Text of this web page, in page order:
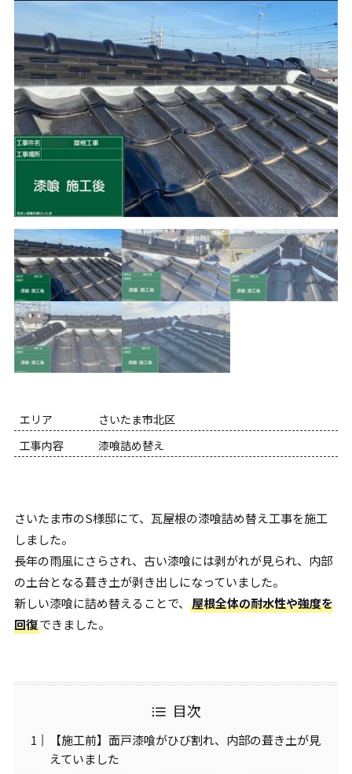
エリア
さいたま市北区
工事内容
漆喰詰め替え
さいたま市のS様邸にて、瓦屋根の漆喰詰め替え工事を施工
しました。
長年の雨風にさらされ、古い漆喰には剥がれが見られ、内部
の土台となる葺き土が剥き出しになっていました。
新しい漆喰に詰め替えることで、 屋根全体の耐水性や強度を
回復できました。
目次
【施工前】面戸漆喰がひび割れ、内部の葺き土が見
えていました